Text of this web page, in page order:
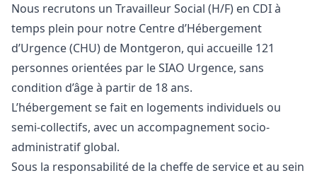
Nous recrutons un Travailleur Social (H/F) en CDI à
temps plein pour notre Centre d’Hébergement
d’Urgence (CHU) de Montgeron, qui accueille 121
personnes orientées par le SIAO Urgence, sans
condition d’âge à partir de 18 ans.
L’hébergement se fait en logements individuels ou
semi-collectifs, avec un accompagnement socio-
administratif global.
Sous la responsabilité de la cheffe de service et au sein